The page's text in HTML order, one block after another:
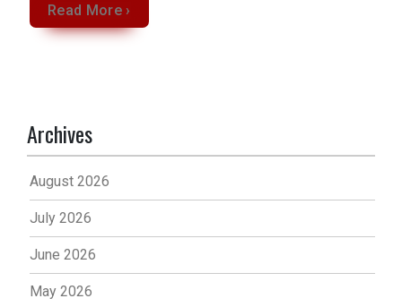
Read More ›
Archives
August 2026
July 2026
June 2026
May 2026